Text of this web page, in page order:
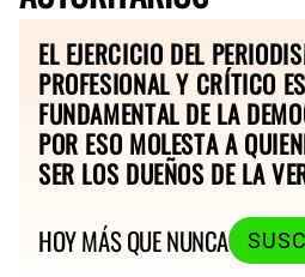
EL EJERCICIO DEL
PROFESIONAL Y CRÍTICO
FUNDAMENTAL DE LA
POR ESO MOLESTA A
SER LOS DUEÑOS DE LA
HOY MÁS QUE NUNCA